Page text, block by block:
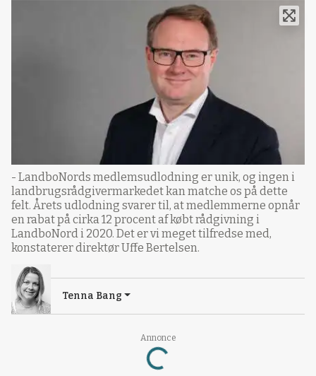
Annonce
Loading...
- LandboNords medlemsudlodning er unik, og ingen i
landbrugsrådgivermarkedet kan matche os på dette
felt. Årets udlodning svarer til, at medlemmerne opnår
en rabat på cirka 12 procent af købt rådgivning i
LandboNord i 2020. Det er vi meget tilfredse med,
konstaterer direktør Uffe Bertelsen.
Tenna Bang